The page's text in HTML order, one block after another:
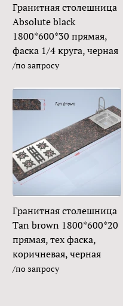
Гранитная столешница
Absolute black
1800*600*30 прямая,
фаска 1/4 круга, черная
/по запросу
Гранитная столешница
Tan brown 1800*600*20
прямая, тех фаска,
коричневая, черная
/по запросу